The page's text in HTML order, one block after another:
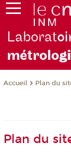
Laborat
métrolo
Accueil Plan du
Plan du